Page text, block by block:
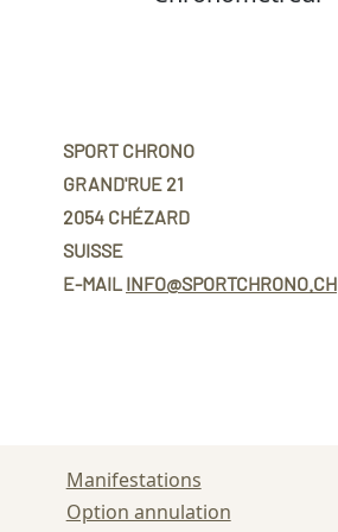
SPORT CHRONO
GRAND'RUE 21
2054 CHÉZARD
SUISSE
E-MAIL INFO@SPORTCHRONO.CH
Manifestations
Option annulation